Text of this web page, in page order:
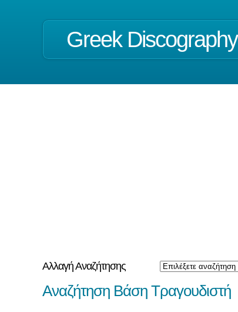
Greek Discography
Αλλαγή Αναζήτησης
Αναζήτηση Βάση Τραγουδιστή